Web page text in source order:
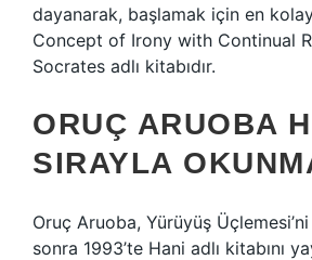
dayanarak, başlamak için en
Concept of Irony with Continual
Socrates adlı kitabıdır.
ORUÇ ARUOBA
SIRAYLA
Oruç Aruoba, Yürüyüş
sonra 1993’te Hani adlı kitabını